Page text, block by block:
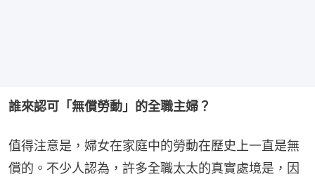
誰來認可「無償勞動」的全職主婦？
值得注意是，婦女在家庭中的勞動在歷史上一直是無
償的。不少人認為，許多全職太太的真實處境是，因